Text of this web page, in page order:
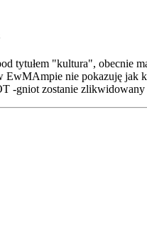
tytułem "kultura", obecnie
EwMAmpie nie pokazuję jak
-gniot zostanie zlikwidowany